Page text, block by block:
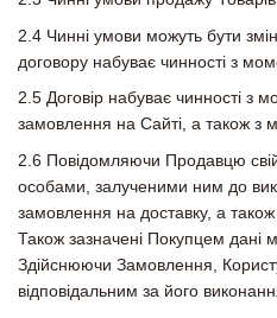
2.4 Чинні умови можуть бути
договору набуває чинності з
2.5 Договір набуває чинності
замовлення на Сайті, а також з
2.6 Повідомляючи Продавцю
особами, залученими ним до
замовлення на доставку, а
Також зазначені Покупцем дані
Здійснюючи Замовлення,
відповідальним за його